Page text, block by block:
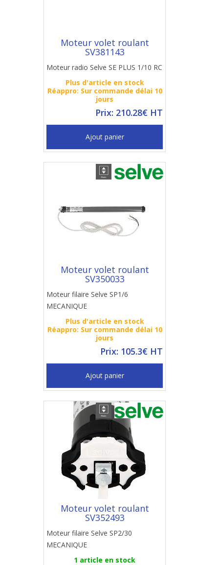
Moteur volet roulant
SV381143
Moteur radio Selve SE PLUS 1/10 RC
Plus d'article en stock
Réappro: Sur commande délai 10
jours
Prix: 210.28€ HT
Ajout panier
Moteur volet roulant
SV350033
Moteur filaire Selve SP1/6
MECANIQUE
Plus d'article en stock
Réappro: Sur commande délai 10
jours
Prix: 105.3€ HT
Ajout panier
Moteur volet roulant
SV352493
Moteur filaire Selve SP2/30
MECANIQUE
1 article en stock